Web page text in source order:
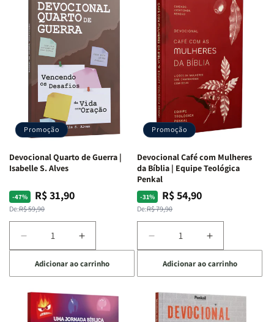
Promoção
Devocional Quarto de Guerra |
Isabelle S. Alves
-47%
Preço
normal
De:R$ 59,90
Preço
promocional
R$ 31,90
Diminuir
a
quantidade
de
Devocional
Quarto
de
Aumentar
a
quantidade
de
Devocional
Quarto
de
Adicionar ao carrinho
Promoção
Devocional Café com Mulheres
da Bíblia | Equipe Teológica
Penkal
-31%
Preço
normal
De:R$ 79,90
Preço
promocional
R$ 54,90
Diminuir
a
quantidade
de
Devocional
Café
com
Aumentar
a
quantidade
de
Devocional
Café
com
Adicionar ao carrinho